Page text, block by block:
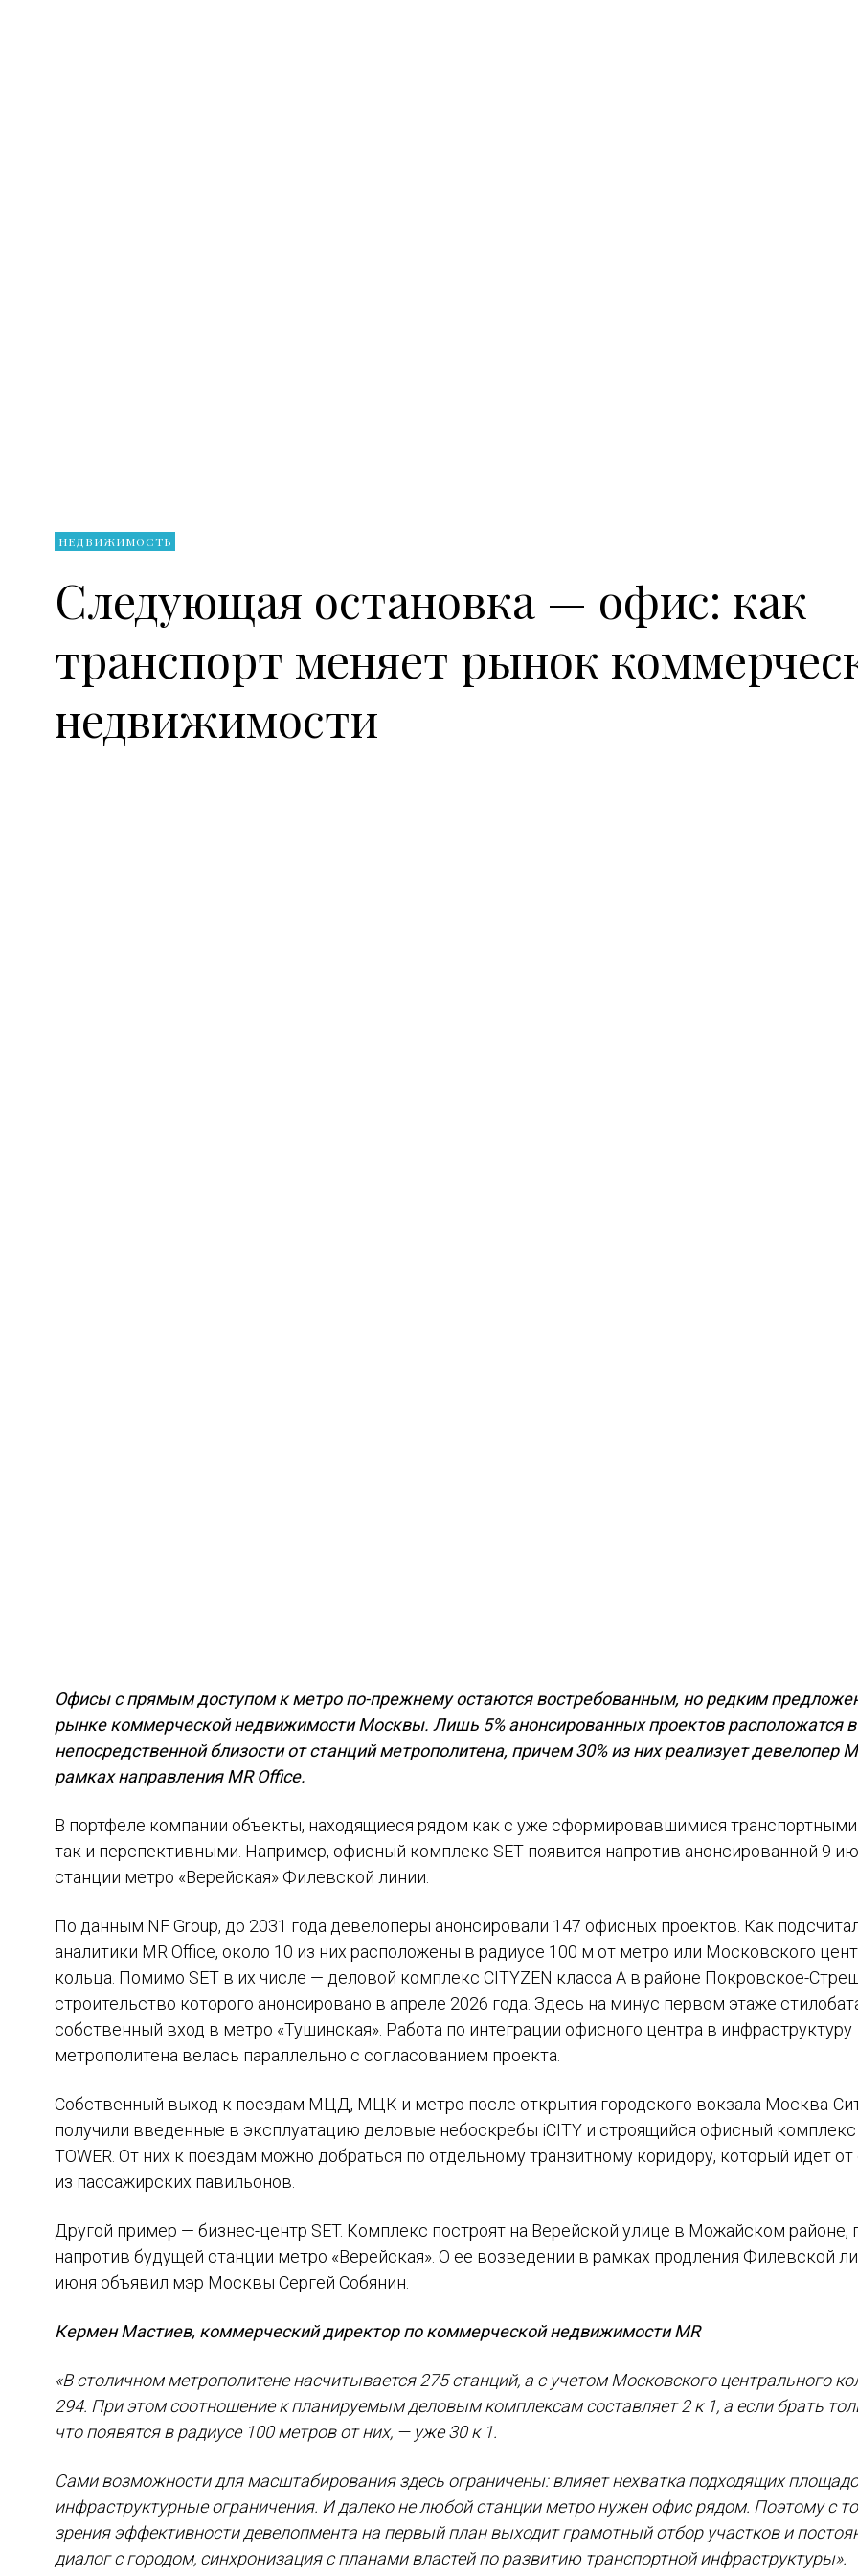
НЕДВИЖИМОСТЬ
Следующая остановка — офис: как
транспорт меняет рынок
недвижимости
Офисы с прямым доступом к метро по-прежнему остаются востребованным, но редким
рынке коммерческой недвижимости Москвы. Лишь 5% анонсированных проектов расположатся в
непосредственной близости от станций метрополитена, причем 30% из них реализует девелопер
рамках направления MR Office.
В портфеле компании объекты, находящиеся рядом как с уже сформировавшимися
так и перспективными. Например, офисный комплекс SET появится напротив анонсированной 9
станции метро «Верейская» Филевской линии.
По данным NF Group, до 2031 года девелоперы анонсировали 147 офисных проектов. Как
аналитики MR Office, около 10 из них расположены в радиусе 100 м от метро или Московского
кольца. Помимо SET в их числе — деловой комплекс CITYZEN класса А в районе Покровское-
строительство которого анонсировано в апреле 2026 года. Здесь на минус первом этаже
собственный вход в метро «Тушинская». Работа по интеграции офисного центра в инфраструктуру
метрополитена велась параллельно с согласованием проекта.
Собственный выход к поездам МЦД, МЦК и метро после открытия городского вокзала Москва-
получили введенные в эксплуатацию деловые небоскребы iCITY и строящийся офисный комплекс
TOWER. От них к поездам можно добраться по отдельному транзитному коридору, который идет от
из пассажирских павильонов.
Другой пример — бизнес-центр SET. Комплекс построят на Верейской улице в Можайском районе,
напротив будущей станции метро «Верейская». О ее возведении в рамках продления Филевской
июня объявил мэр Москвы Сергей Собянин.
Кермен Мастиев, коммерческий директор по коммерческой недвижимости MR
«В столичном метрополитене насчитывается 275 станций, а с учетом Московского центрального
294. При этом соотношение к планируемым деловым комплексам составляет 2 к 1, а если брать
что появятся в радиусе 100 метров от них, — уже 30 к 1.
Сами возможности для масштабирования здесь ограничены: влияет нехватка подходящих
инфраструктурные ограничения. И далеко не любой станции метро нужен офис рядом. Поэтому с
зрения эффективности девелопмента на первый план выходит грамотный отбор участков и
диалог с городом, синхронизация с планами властей по развитию транспортной инфраструктуры».